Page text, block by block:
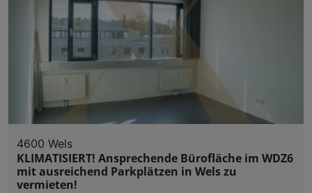
4600 Wels
KLIMATISIERT! Ansprechende Bürofläche im WDZ6
mit ausreichend Parkplätzen in Wels zu
vermieten!